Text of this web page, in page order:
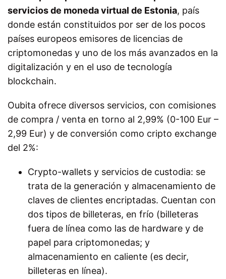
servicios de moneda virtual de Estonia, país
donde están constituidos por ser de los pocos
países europeos emisores de licencias de
criptomonedas y uno de los más avanzados en la
digitalización y en el uso de tecnología
blockchain.
Oubita ofrece diversos servicios, con comisiones
de compra / venta en torno al 2,99% (0-100 Eur –
2,99 Eur) y de conversión como cripto exchange
del 2%:
Crypto-wallets y servicios de custodia: se
trata de la generación y almacenamiento de
claves de clientes encriptadas. Cuentan con
dos tipos de billeteras, en frío (billeteras
fuera de línea como las de hardware y de
papel para criptomonedas; y
almacenamiento en caliente (es decir,
billeteras en línea).